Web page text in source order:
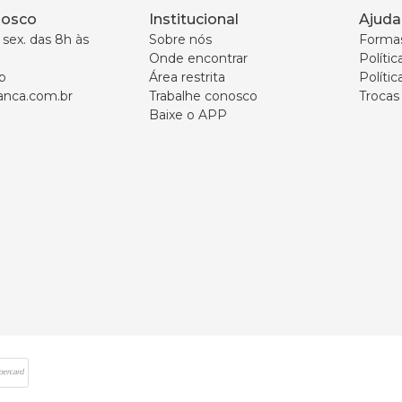
das 8h às
Institucional
Sobre nós
Onde encontrar
Área restrita
Trabalhe conosco
Baixe o APP
Ajuda